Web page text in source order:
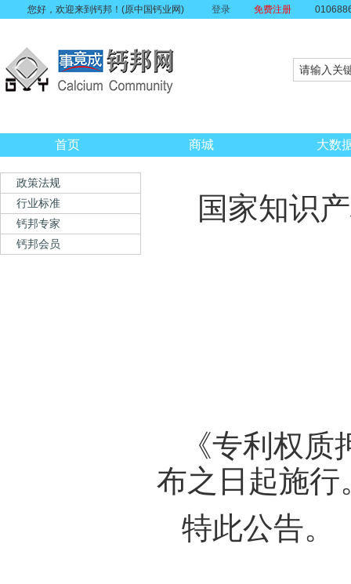
您好，欢迎来到钙邦！(原中国钙业网) 登录 免费注册
首页 商城 大数
政策法规
行业标准
钙邦专家
钙邦会员
国家知识
《专利权
布之日起施行
特此公告。